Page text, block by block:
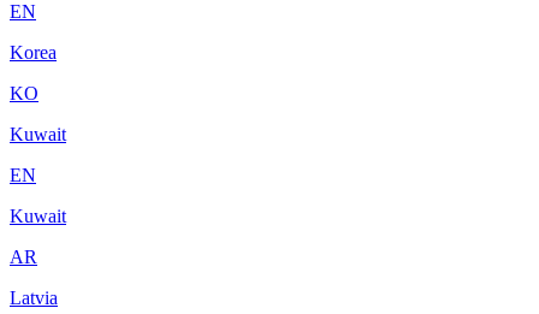
EN
Korea
KO
Kuwait
EN
Kuwait
AR
Latvia